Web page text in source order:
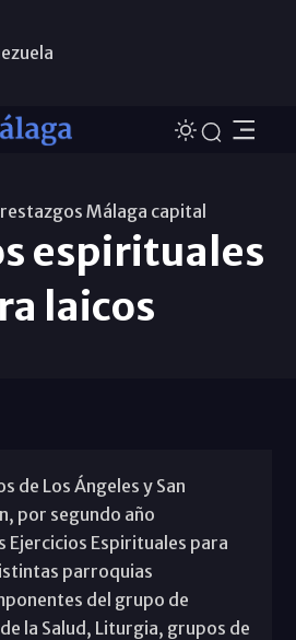
Málaga capital
espirituales
laicos
de Los Ángeles y San
por segundo año
Ejercicios Espirituales para
parroquias
del grupo de
la Salud, Liturgia, grupos de